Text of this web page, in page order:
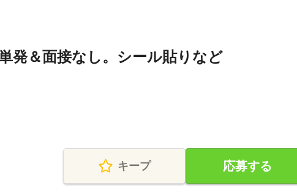
発＆面接なし。シール貼りなど
キープ 応募する